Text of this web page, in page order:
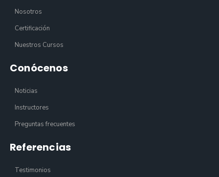
Nosotros
Certificación
Nuestros Cursos
Conócenos
Noticias
Instructores
Preguntas frecuentes
Referencias
Testimonios